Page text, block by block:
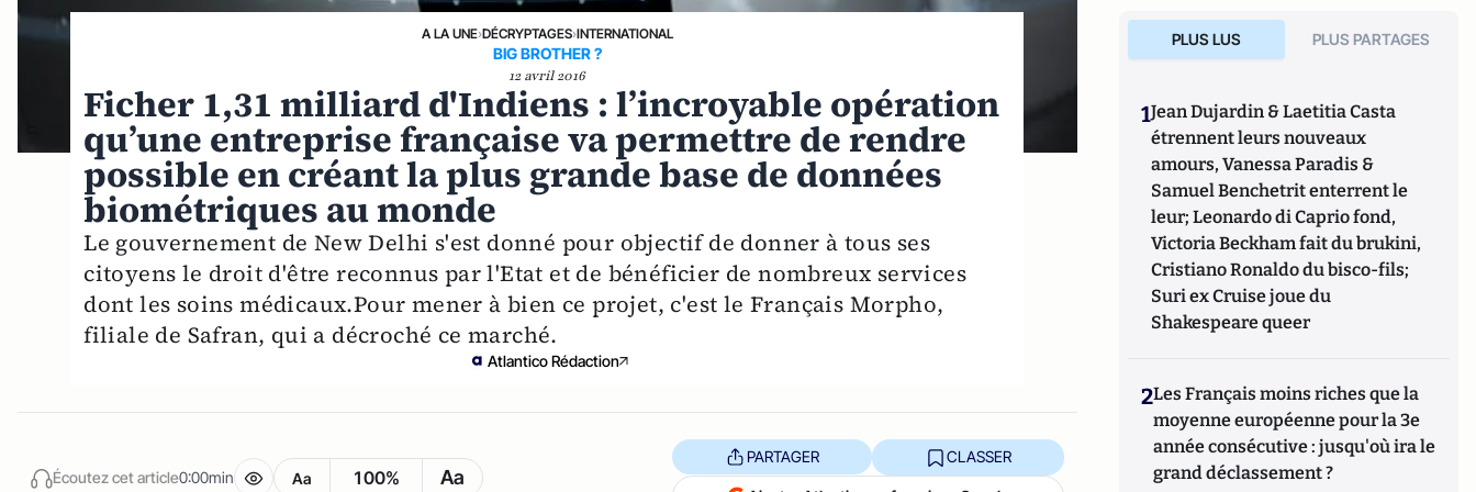
A LA UNE›DÉCRYPTAGES›INTERNATIONAL
BIG BROTHER ?
12 avril 2016
Ficher 1,31 milliard d'Indiens : l’incroyable opération
qu’une entreprise française va permettre de rendre
possible en créant la plus grande base de données
biométriques au monde
Le gouvernement de New Delhi s'est donné pour objectif de donner à tous ses
citoyens le droit d'être reconnus par l'Etat et de bénéficier de nombreux services
dont les soins médicaux.Pour mener à bien ce projet, c'est le Français Morpho,
filiale de Safran, qui a décroché ce marché.
Atlantico Rédaction
Écoutez cet article0:00min Aa 100% Aa
PARTAGER CLASSER
PLUS LUS PLUS PARTAGES
1Jean Dujardin & Laetitia Casta
étrennent leurs nouveaux
amours, Vanessa Paradis &
Samuel Benchetrit enterrent le
leur; Leonardo di Caprio fond,
Victoria Beckham fait du brukini,
Cristiano Ronaldo du bisco-fils;
Suri ex Cruise joue du
Shakespeare queer
2Les Français moins riches que la
moyenne européenne pour la 3e
année consécutive : jusqu'où ira le
grand déclassement ?